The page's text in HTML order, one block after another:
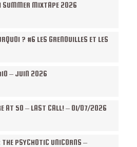
SUMMER MIXTAPE 2026
? #6 LES GRENOUILLES ET LES
– JUIN 2026
AT 50 – LAST CALL! – 01/07/2026
THE PSYCHOTIC UNICORNS –